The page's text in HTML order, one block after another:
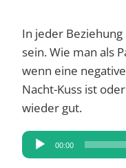
In jeder
sein. Wie man als
wenn eine
Nacht-Kuss ist
wieder gut.
Audio-
Player
00:00